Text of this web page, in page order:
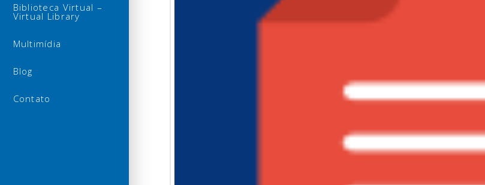
Biblioteca Virtual –
Virtual Library
Multimídia
Blog
Contato